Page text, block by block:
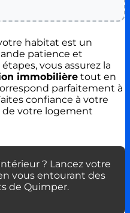
habitat est un
patience et
vous assurez la
immobilière tout en
parfaitement à
confiance à votre
de votre logement
? Lancez votre
vous entourant des
de Quimper.